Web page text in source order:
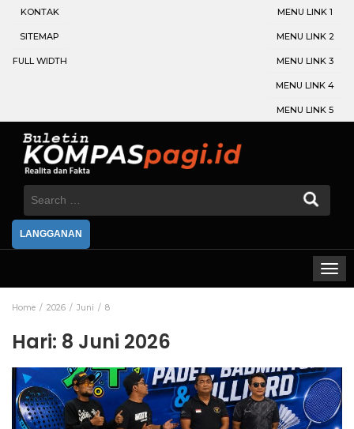
KONTAK
SITEMAP
FULL WIDTH
MENU LINK 1
MENU LINK 2
MENU LINK 3
MENU LINK 4
MENU LINK 5
Search
LANGGANAN
Home 2026 Juni 8
Hari: 8 Juni 2026